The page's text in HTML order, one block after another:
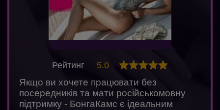
Якщо ви хочете працювати без
посередників та мати російськомовну
підтримку - БонгаКамс є ідеальним
Рейтинг 5.0